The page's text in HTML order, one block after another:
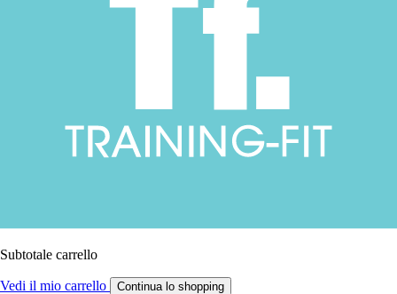
Subtotale carrello
Vedi il mio carrello Continua lo shopping